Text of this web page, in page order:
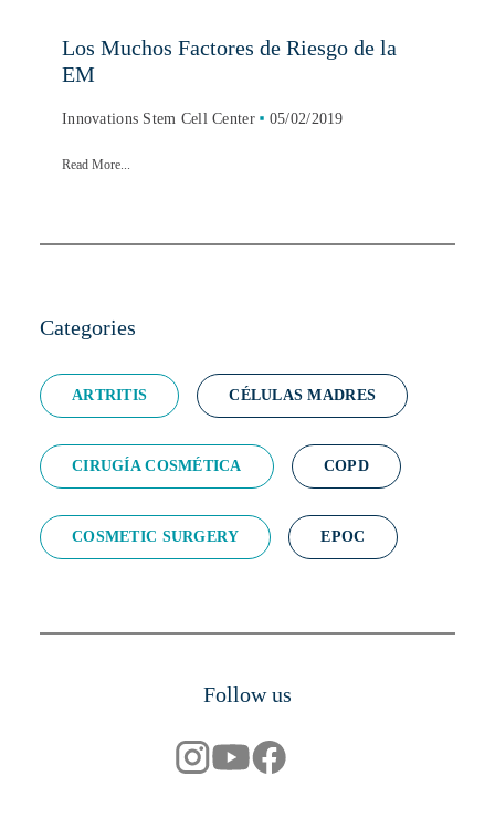
Los Muchos Factores de Riesgo de la
EM
Innovations Stem Cell Center 05/02/2019
Read More...
Categories
ARTRITIS CÉLULAS MADRES
CIRUGÍA COSMÉTICA COPD
COSMETIC SURGERY EPOC
Follow us